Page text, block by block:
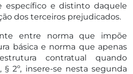
específico e distinto daquele
dos terceiros prejudicados.
entre norma que impõe
básica e norma que apenas
contratual quando
§ 2º, insere-se nesta segunda